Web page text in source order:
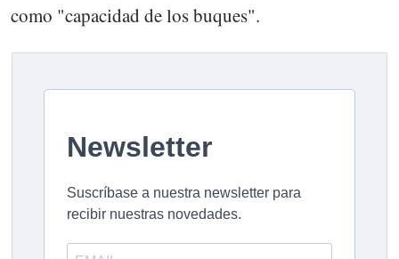
como "capacidad de los buques".